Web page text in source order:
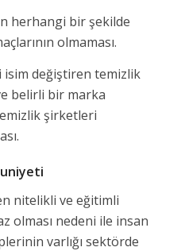
herhangi bir şekilde
olmaması.
isim değiştiren temizlik
belirli bir marka
şirketleri
nitelikli ve eğitimli
olması nedeni ile insan
varlığı sektörde